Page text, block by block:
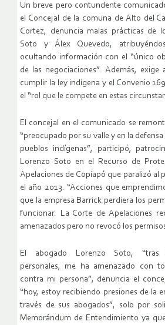
Un breve pero contundente
el Concejal de la comuna de Alto del
Cortez, denuncia malas prácticas de
Soto y Álex Quevedo,
ocultando información con el “único
de las negociaciones”. Además, exige
cumplir la ley indígena y el Convenio
el “rol que le compete en estas
El concejal en el comunicado se
“preocupado por su valle y en la
pueblos indígenas”, participó,
Lorenzo Soto en el Recurso de
Apelaciones de Copiapó que paralizó al
el año 2013. “Acciones que
que la empresa Barrick perdiera los
funcionar. La Corte de Apelaciones
amenazados pero no revocó los
El abogado Lorenzo Soto, “tras
personales, me ha amenazado con
contra mi persona”, denuncia el
“hoy, estoy recibiendo presiones de la
través de sus abogados”, solo por
Memorándum de Entendimiento ya